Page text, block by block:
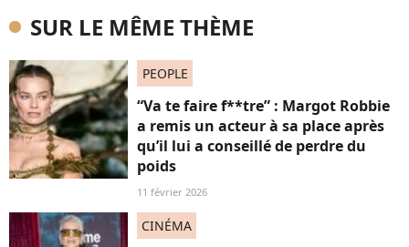
SUR LE MÊME THÈME
PEOPLE
“Va te faire f**tre” : Margot Robbie
a remis un acteur à sa place après
qu’il lui a conseillé de perdre du
poids
11 février 2026
CINÉMA